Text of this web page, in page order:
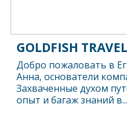
GOLDFISH TRAVEL
Добро пожаловать в
Анна, основатели
Захваченные духом
опыт и багаж знаний в...